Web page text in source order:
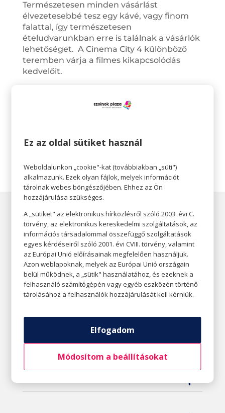
Természetesen minden vásárlást
élvezetesebbé tesz egy kávé, vagy finom
falattal, így természetesen
ételudvarunkban erre is találnak a vásárlók
lehetőséget. A Cinema City 4 különböző
teremben várja a filmes kikapcsolódás
kedvelőit.
programlehetőségeket is biztosít a Plaza,
valamint kényelmüket szolgálja a 24 órás
őrzött parkolók.
Nyitvatartás
Kapcsolat
Ez az oldal sütiket használ
Weboldalunkon „cookie"-kat (továbbiakban „süti")
alkalmazunk. Ezek olyan fájlok, melyek információt
tárolnak webes böngészőjében. Ehhez az Ön
hozzájárulása szükséges.
A „sütiket" az elektronikus hírközlésről szóló 2003. évi C.
törvény, az elektronikus kereskedelmi szolgáltatások, az
információs társadalommal összefüggő szolgáltatások
egyes kérdéseiről szóló 2001. évi CVIII. törvény, valamint
az Európai Unió előírásainak megfelelően használjuk.
Azon weblapoknak, melyek az Európai Unió országain
belül működnek, a „sütik" használatához, és ezeknek a
felhasználó számítógépén vagy egyéb eszközén történő
tárolásához a felhasználók hozzájárulását kell kérniük.
Elfogadom
Módosítom a beállításokat